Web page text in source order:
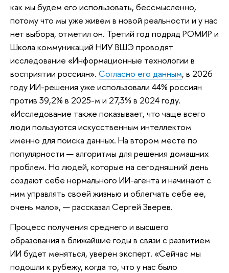
как мы будем его использовать, бессмысленно,
потому что мы уже живем в новой реальности и у нас
нет выбора, отметил он. Третий год подряд РОМИР и
Школа коммуникаций НИУ ВШЭ проводят
исследование «Информационные технологии в
восприятии россиян». Согласно его данным, в 2026
году ИИ-решения уже использовали 44% россиян
против 39,2% в 2025-м и 27,3% в 2024 году.
«Исследование также показывает, что чаще всего
люди пользуются искусственным интеллектом
именно для поиска данных. На втором месте по
популярности — алгоритмы для решения домашних
проблем. Но людей, которые на сегодняшний день
создают себе нормального ИИ-агента и начинают с
ним управлять своей жизнью и облегчать себе ее,
очень мало», — рассказал Сергей Зверев.
Процесс получения среднего и высшего
образования в ближайшие годы в связи с развитием
ИИ будет меняться, уверен эксперт. «Сейчас мы
подошли к рубежу, когда то, что у нас было